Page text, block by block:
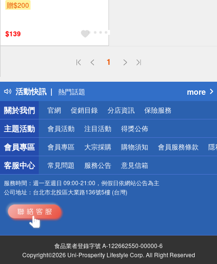
贈$200
$139
1
活動快訊
偏遠地區配送
得獎公告
熱門話題
銀行優惠
偏遠地區配送
詐騙網頁！請小心！
more
關於我們
官網 促銷目錄 分店資訊 保險服務
主題活動 會員活動 注目活動 得獎公佈
會員專區 會員專區 大宗採購 購物須知 會員服務條款 隱
客服中心 常見問題 服務公告 意見信箱
服務時間： 週一至週日 09:00-21:00，例假日依網站公告為主
公司地址： 台北市北投區大業路136號5樓 (台灣)
食品業者登錄字號 A-122662550-00000-6
Copyright©2026 Uni-Prosperity Lifestyle Corp. All Right Reserved